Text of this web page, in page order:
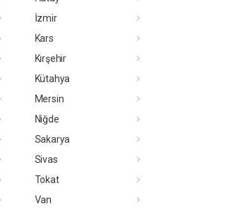
İzmir
Kars
Kırşehir
Kütahya
Mersin
Niğde
Sakarya
Sivas
Tokat
Van